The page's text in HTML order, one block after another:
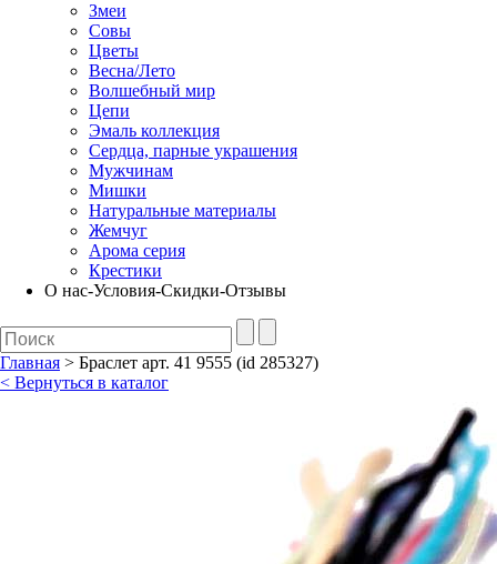
Змеи
Совы
Цветы
Весна/Лето
Волшебный мир
Цепи
Эмаль коллекция
Сердца, парные украшения
Мужчинам
Мишки
Натуральные материалы
Жемчуг
Арома серия
Крестики
О нас-Условия-Скидки-Отзывы
Главная > Браслет арт. 41 9555 (id 285327)
< Вернуться в каталог